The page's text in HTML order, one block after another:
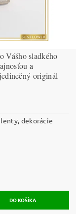
Vášho sladkého
a
originál
dekorácie